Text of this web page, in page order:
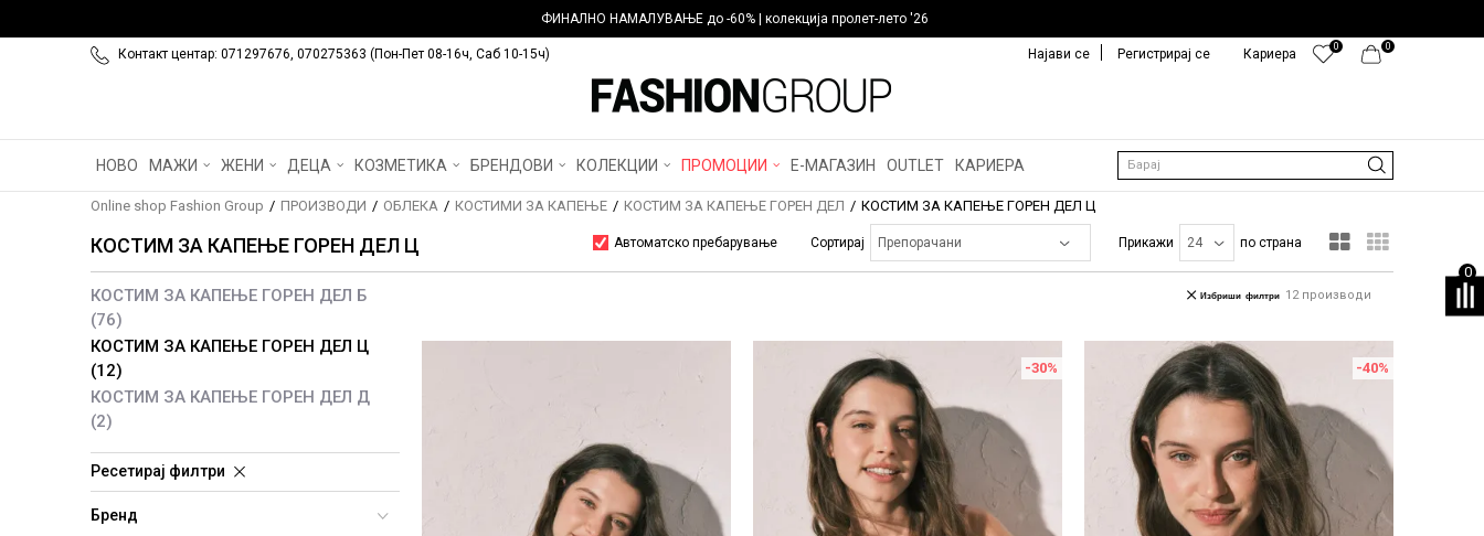
ФИНАЛНО НАМАЛУВАЊЕ до -60% | колекција пролет-лето '26
Контакт центар: 071297676, 070275363 (Пон-Пет 08-16ч, Саб 10-15ч) 0
0
Кариера
Најави се Регистрирај се
НОВО МАЖИ ЖЕНИ ДЕЦА КОЗМЕТИКА БРЕНДОВИ КОЛЕКЦИИ ПРОМОЦИИ Е-МАГАЗИН OUTLET КАРИЕРА Барај
0
Online shop Fashion Group ПРОИЗВОДИ ОБЛЕКА КОСТИМИ ЗА КАПЕЊЕ КОСТИМ ЗА КАПЕЊЕ ГОРЕН ДЕЛ КОСТИМ ЗА КАПЕЊЕ ГОРЕН ДЕЛ Ц
КОСТИМ ЗА КАПЕЊЕ ГОРЕН ДЕЛ Ц Автоматско пребарување Сортирај Прикажи по страна
КОСТИМ ЗА КАПЕЊЕ ГОРЕН ДЕЛ Б
(76)
КОСТИМ ЗА КАПЕЊЕ ГОРЕН ДЕЛ Ц
(12)
КОСТИМ ЗА КАПЕЊЕ ГОРЕН ДЕЛ Д
(2)
Ресетирај филтри
Бренд
12производи
Избриши филтри
-30% -40%